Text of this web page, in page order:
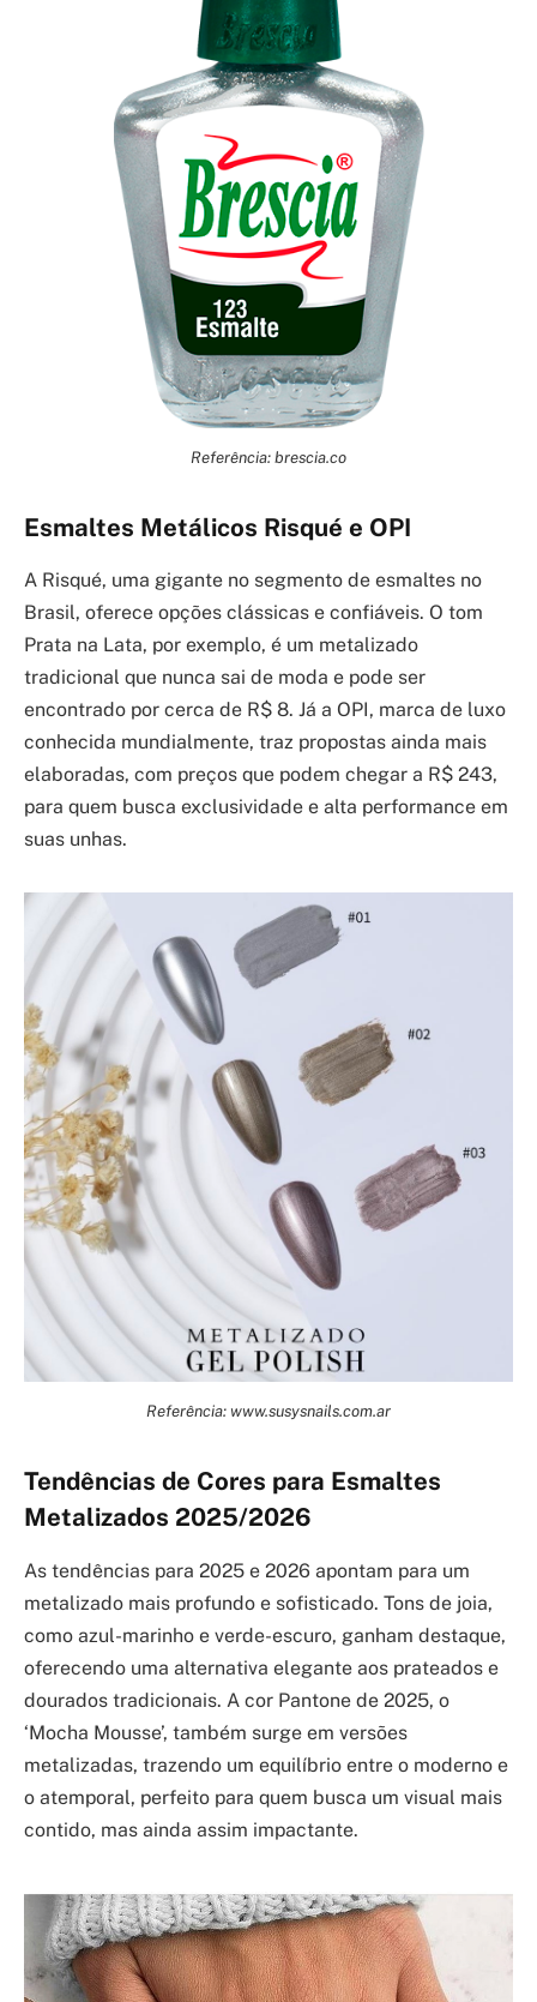
Referência: brescia.co
Esmaltes Metálicos Risqué e OPI
A Risqué, uma gigante no segmento de esmaltes no
Brasil, oferece opções clássicas e confiáveis. O tom
Prata na Lata, por exemplo, é um metalizado
tradicional que nunca sai de moda e pode ser
encontrado por cerca de R$ 8. Já a OPI, marca de luxo
conhecida mundialmente, traz propostas ainda mais
elaboradas, com preços que podem chegar a R$ 243,
para quem busca exclusividade e alta performance em
suas unhas.
Referência: www.susysnails.com.ar
Tendências de Cores para Esmaltes
Metalizados 2025/2026
As tendências para 2025 e 2026 apontam para um
metalizado mais profundo e sofisticado. Tons de joia,
como azul-marinho e verde-escuro, ganham destaque,
oferecendo uma alternativa elegante aos prateados e
dourados tradicionais. A cor Pantone de 2025, o
‘Mocha Mousse’, também surge em versões
metalizadas, trazendo um equilíbrio entre o moderno e
o atemporal, perfeito para quem busca um visual mais
contido, mas ainda assim impactante.